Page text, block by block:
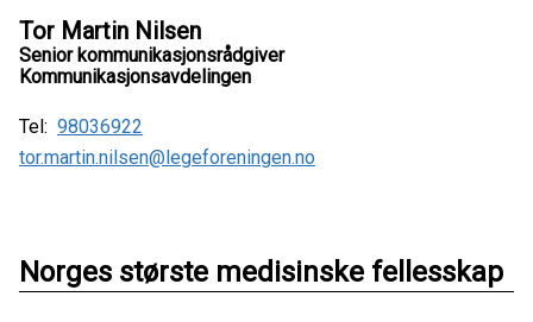
Tor Martin Nilsen
Senior kommunikasjonsrådgiver
Kommunikasjonsavdelingen
Tel: 98036922
tor.martin.nilsen@legeforeningen.no
Norges største medisinske fellesskap